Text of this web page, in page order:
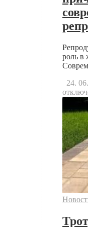
роль в
24.